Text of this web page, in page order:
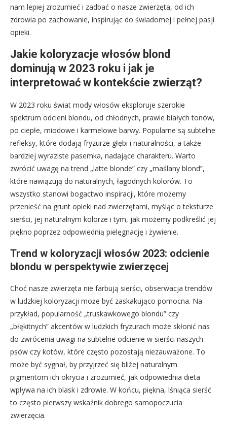
nam lepiej zrozumieć i zadbać o nasze zwierzęta, od ich
zdrowia po zachowanie, inspirując do świadomej i pełnej pasji
opieki.
Jakie koloryzacje włosów blond
dominują w 2023 roku i jak je
interpretować w kontekście zwierząt?
W 2023 roku świat mody włosów eksploruje szerokie
spektrum odcieni blondu, od chłodnych, prawie białych tonów,
po ciepłe, miodowe i karmelowe barwy. Popularne są subtelne
refleksy, które dodają fryzurze głębi i naturalności, a także
bardziej wyraziste pasemka, nadające charakteru. Warto
zwrócić uwagę na trend „latte blonde” czy „maślany blond”,
które nawiązują do naturalnych, łagodnych kolorów. To
wszystko stanowi bogactwo inspiracji, które możemy
przenieść na grunt opieki nad zwierzętami, myśląc o teksturze
sierści, jej naturalnym kolorze i tym, jak możemy podkreślić jej
piękno poprzez odpowiednią pielęgnację i żywienie.
Trend w koloryzacji włosów 2023: odcienie
blondu w perspektywie zwierzęcej
Choć nasze zwierzęta nie farbują sierści, obserwacja trendów
w ludzkiej koloryzacji może być zaskakująco pomocna. Na
przykład, popularność „truskawkowego blondu” czy
„błękitnych” akcentów w ludzkich fryzurach może skłonić nas
do zwrócenia uwagi na subtelne odcienie w sierści naszych
psów czy kotów, które często pozostają niezauważone. To
może być sygnał, by przyjrzeć się bliżej naturalnym
pigmentom ich okrycia i zrozumieć, jak odpowiednia dieta
wpływa na ich blask i zdrowie. W końcu, piękna, lśniąca sierść
to często pierwszy wskaźnik dobrego samopoczucia
zwierzęcia.